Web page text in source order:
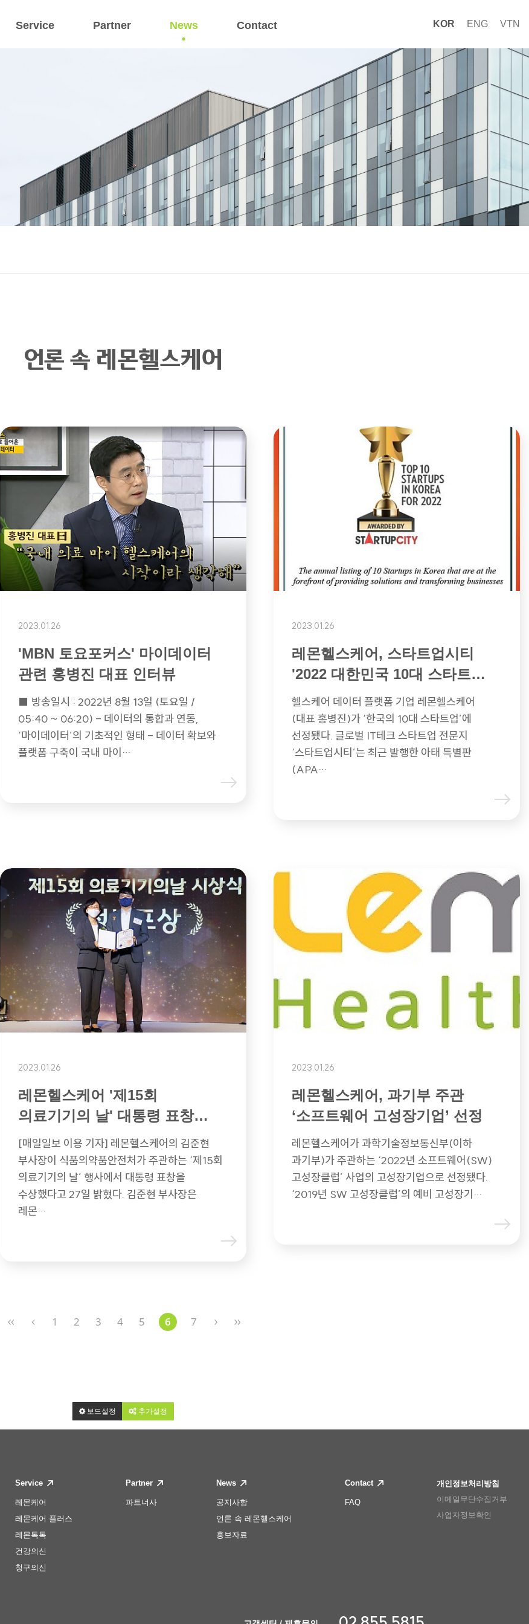
Service Partner News Contact KOR ENG VTN
언론 속 레몬헬스케어
2023.01.26
'MBN 토요포커스' 마이데이터
관련 홍병진 대표 인터뷰
■ 방송일시 : 2022년 8월 13일 (토요일 /
05:40 ~ 06:20) - 데이터의 통합과 연동,
‘마이데이터’의 기초적인 형태 - 데이터 확보와
플랫폼 구축이 국내 마이…
2023.01.26
레몬헬스케어, 스타트업시티
'2022 대한민국 10대 스타트업'
선정
헬스케어 데이터 플랫폼 기업 레몬헬스케어
(대표 홍병진)가 ‘한국의 10대 스타트업’에
선정됐다. 글로벌 IT테크 스타트업 전문지
‘스타트업시티’는 최근 발행한 아태 특별판
(APA…
2023.01.26
레몬헬스케어 '제15회
의료기기의 날' 대통령 표창
수상
[매일일보 이용 기자] 레몬헬스케어의 김준현
부사장이 식품의약품안전처가 주관하는 ‘제15회
의료기기의 날’ 행사에서 대통령 표창을
수상했다고 27일 밝혔다. 김준현 부사장은
레몬…
2023.01.26
레몬헬스케어, 과기부 주관
‘소프트웨어 고성장기업’ 선정
레몬헬스케어가 과학기술정보통신부(이하
과기부)가 주관하는 ‘2022년 소프트웨어(SW)
고성장클럽’ 사업의 고성장기업으로 선정됐다.
‘2019년 SW 고성장클럽’의 예비 고성장기…
1 2 3 4 5 6 7
보드설정 추가설정
Service
레몬케어
레몬케어 플러스
레몬톡톡
건강의신
청구의신
Partner
파트너사
News
공지사항
언론 속 레몬헬스케어
홍보자료
Contact
FAQ
개인정보처리방침
이메일무단수집거부
사업자정보확인